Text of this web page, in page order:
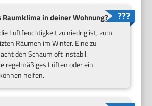
Raumklima in deiner Wohnung?
Luftfeuchtigkeit zu niedrig ist, zum
Räumen im Winter. Eine zu
den Schaum oft instabil.
regelmäßiges Lüften oder ein
helfen.